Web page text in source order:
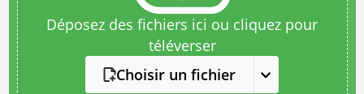
Déposez des fichiers ici ou cliquez pour
téléverser
Choisir un fichier